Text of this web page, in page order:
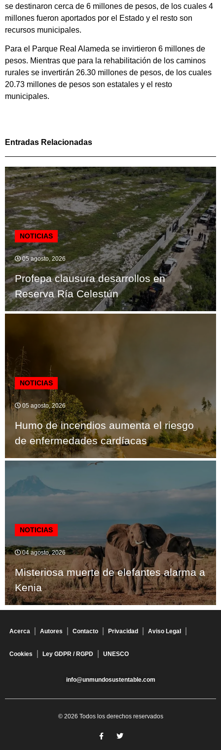
se destinaron cerca de 6 millones de pesos, de los cuales 4
millones fueron aportados por el Estado y el resto son
recursos municipales.
Para el Parque Real Alameda se invirtieron 6 millones de
pesos. Mientras que para la rehabilitación de los caminos
rurales se invertirán 26.30 millones de pesos, de los cuales
20.73 millones de pesos son estatales y el resto
municipales.
Entradas Relacionadas
NOTICIAS
05 agosto, 2026
Profepa clausura desarrollos en
Reserva Ría Celestún
NOTICIAS
05 agosto, 2026
Humo de incendios aumenta el riesgo
de enfermedades cardíacas
NOTICIAS
04 agosto, 2026
Misteriosa muerte de elefantes alarma a
Kenia
Acerca Autores Contacto Privacidad Aviso Legal
Cookies Ley GDPR / RGPD UNESCO
info@unmundosustentable.com
© 2026 Todos los derechos reservados